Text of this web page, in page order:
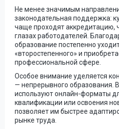
Не менее значимым
законодательная поддержка:
чаще проходят аккредитацию,
глазах работодателей.
образование постепенно
«второстепенного» и
профессиональной сфере.
Особое внимание уделяется
— непрерывного образования.
используют онлайн-форматы
квалификации или освоения
позволяет им быстрее
рынке труда.